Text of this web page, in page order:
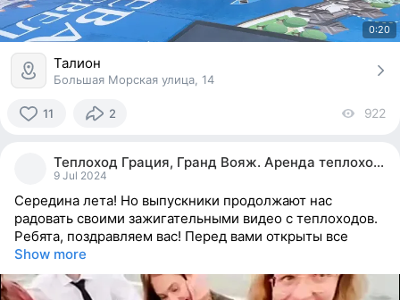
0:20
Талион
Большая Морская улица, 14
11 2 922
Теплоход Грация, Гранд Вояж. Аренда теплохода.
9 Jul 2024
Середина лета! Но выпускники продолжают нас
радовать своими зажигательными видео с теплоходов.
Ребята, поздравляем вас! Перед вами открыты все
Show more